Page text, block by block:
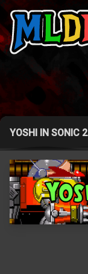
YOSHI IN SONIC 2